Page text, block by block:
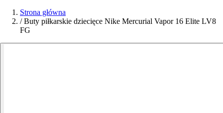
Strona główna
/ Buty piłkarskie dziecięce Nike Mercurial Vapor 16 Elite LV8
FG